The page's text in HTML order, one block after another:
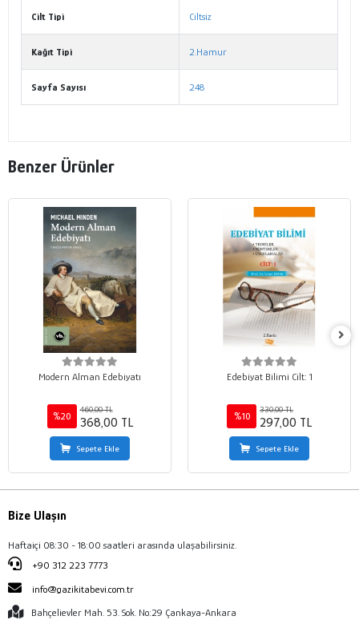
Cilt Tipi Ciltsiz
Kağıt Tipi 2.Hamur
Sayfa Sayısı 248
Benzer Ürünler
Modern Alman Edebiyatı
%20
460,00 TL
368,00 TL
Sepete Ekle
Edebiyat Bilimi Cilt: 1
%10
330,00 TL
297,00 TL
Sepete Ekle
Bize Ulaşın
Haftaiçi 08:30 - 18:00 saatleri arasında ulaşabilirsiniz.
+90 312 223 7773
info@gazikitabevi.com.tr
Bahçelievler Mah. 53. Sok. No:29 Çankaya-Ankara